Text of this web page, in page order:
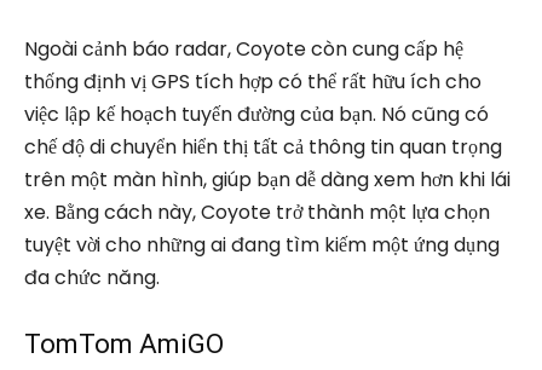
Ngoài cảnh báo radar, Coyote còn cung cấp hệ
thống định vị GPS tích hợp có thể rất hữu ích cho
việc lập kế hoạch tuyến đường của bạn. Nó cũng có
chế độ di chuyển hiển thị tất cả thông tin quan trọng
trên một màn hình, giúp bạn dễ dàng xem hơn khi lái
xe. Bằng cách này, Coyote trở thành một lựa chọn
tuyệt vời cho những ai đang tìm kiếm một ứng dụng
đa chức năng.
TomTom AmiGO